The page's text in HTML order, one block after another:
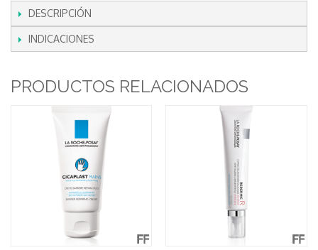
DESCRIPCIÓN
INDICACIONES
PRODUCTOS RELACIONADOS